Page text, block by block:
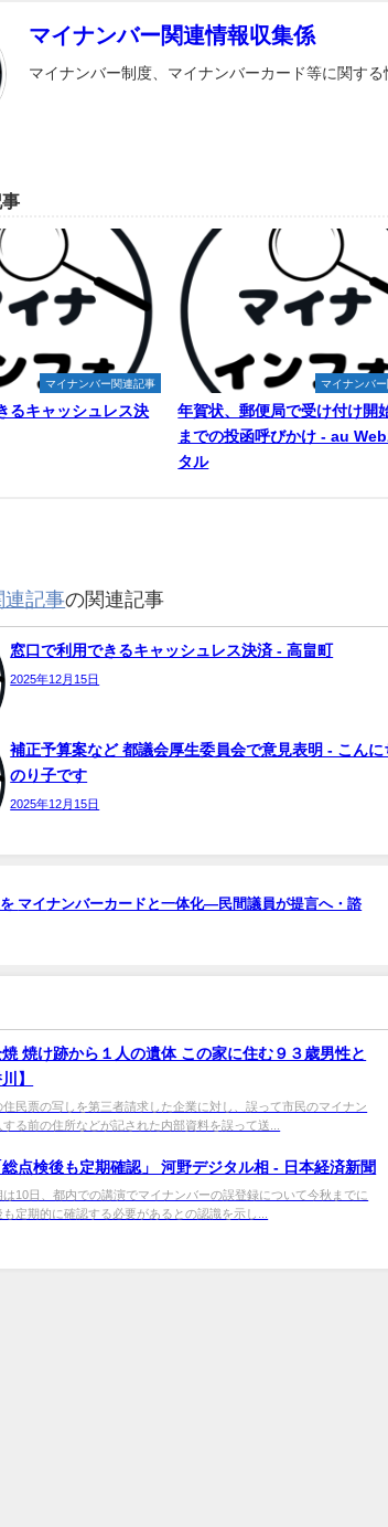
マイナンバー関連情報収集係
マイナンバー制度、マイナンバーカード等に関する
マイナンバー関連記事
るキャッシュレス決
マイナンバ
年賀状、郵便局で受け付け開
までの投函呼びかけ - au
タル
連記事の関連記事
窓口で利用できるキャッシュレス決済 - 高畠町
2025年12月15日
補正予算案など 都議会厚生委員会で意見表明 - こんに
のり子です
2025年12月15日
マイナンバーカードと一体化―民間議員が提言へ・諮
焼け跡から１人の遺体 この家に住む９３歳男性と
】
民票の写しを第三者請求した企業に対し、誤って市民のマイナン
る前の住所などが記された内部資料を誤って送...
点検後も定期確認」 河野デジタル相 - 日本経済新聞
10日、都内での講演でマイナンバーの誤登録について今秋までに
定期的に確認する必要があるとの認識を示し...